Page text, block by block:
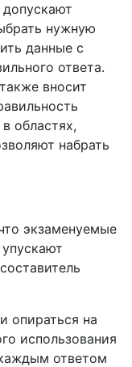
допускают
нужную
данные с
ответа.
вносит
областях,
набрать
экзаменуемые
опираться на
использования
ответом